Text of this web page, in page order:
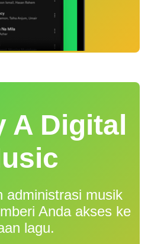
A Digital
administrasi musik
Anda akses ke
lagu.